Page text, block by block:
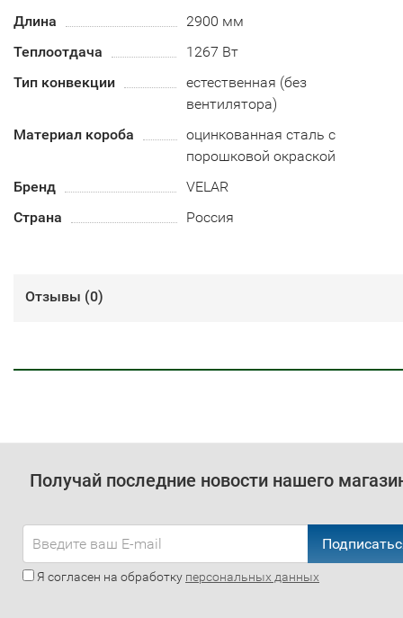
Длина
2900 мм
Теплоотдача
1267 Вт
Тип конвекции
естественная (без
вентилятора)
Материал короба
оцинкованная сталь с
порошковой окраской
Бренд
VELAR
Страна
Россия
Отзывы (0)
Получай последние новости нашего
Я согласен на обработку персональных данных